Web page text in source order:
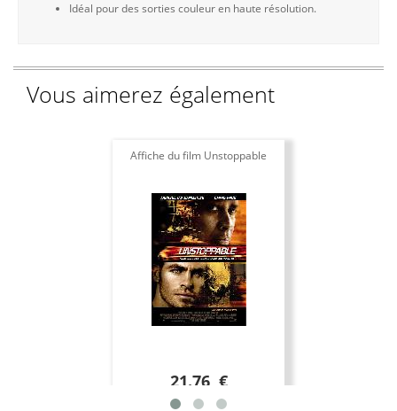
Idéal pour des sorties couleur en haute résolution.
Vous aimerez également
Affiche du film Unstoppable
21.76 €